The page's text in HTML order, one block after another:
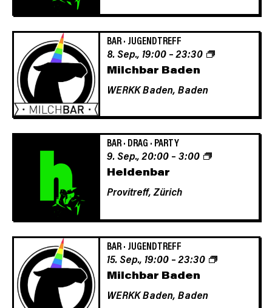
BAR· JUGENDTREFF
Milchbar Baden
8. Sep., 19:00–23:30
WERKK Baden, Baden
BAR· DRAG · PARTY
Heldenbar
9. Sep., 20:00– 3:00
Provitreff, Zürich
BAR· JUGENDTREFF
Milchbar Baden
15. Sep., 19:00–23:30
WERKK Baden, Baden